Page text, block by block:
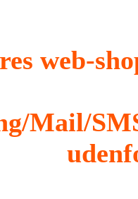
web-
Mail/